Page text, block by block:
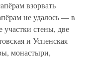
взорвать
не удалось — в
участки стены, две
и Успенская
монастыри,